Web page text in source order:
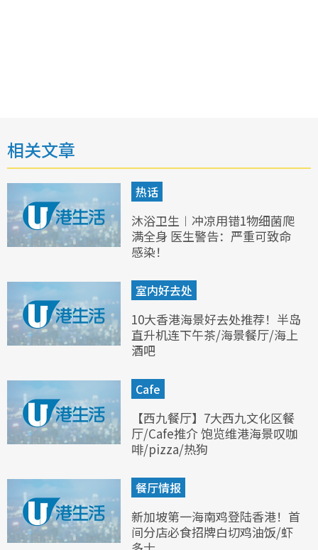
相关文章
热话
沐浴卫生︱冲凉用错1物细菌爬
满全身 医生警告：严重可致命
感染！
室内好去处
10大香港海景好去处推荐！半岛
直升机连下午茶/海景餐厅/海上
酒吧
Cafe
【西九餐厅】7大西九文化区餐
厅/Cafe推介 饱览维港海景叹咖
啡/pizza/热狗
餐厅情报
新加坡第一海南鸡登陆香港！首
间分店必食招牌白切鸡油饭/虾